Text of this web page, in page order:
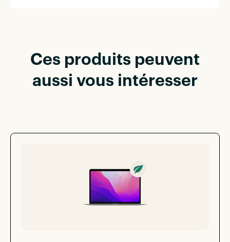
Ces produits peuvent
aussi vous intéresser